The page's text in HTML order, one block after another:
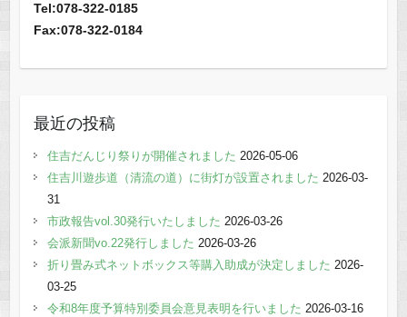
Tel:078-322-0185
Fax:078-322-0184
最近の投稿
住吉だんじり祭りが開催されました 2026-05-06
住吉川遊歩道（清流の道）に街灯が設置されました 2026-03-
31
市政報告vol.30発行いたしました 2026-03-26
会派新聞vo.22発行しました 2026-03-26
折り畳み式ネットボックス等購入助成が決定しました 2026-
03-25
令和8年度予算特別委員会意見表明を行いました 2026-03-16